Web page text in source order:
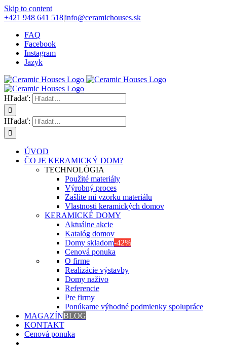
Skip to content
+421 948 641 518|info@ceramichouses.sk
FAQ
Facebook
Instagram
Jazyk
Hľadať:
Hľadať:
ÚVOD
ČO JE KERAMICKÝ DOM?
TECHNOLÓGIA
Použité materiály
Výrobný proces
Zašlite mi vzorku materiálu
Vlastnosti keramických domov
KERAMICKÉ DOMY
Aktuálne akcie
Katalóg domov
Domy skladom-42%
Cenová ponuka
O firme
Realizácie výstavby
Domy naživo
Referencie
Pre firmy
Ponúkame výhodné podmienky spolupráce
MAGAZÍNBLOG
KONTAKT
Cenová ponuka